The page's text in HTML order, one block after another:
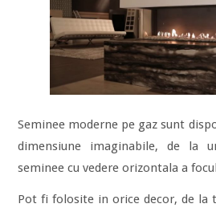
Seminee moderne pe gaz sunt
dimensiune imaginabile, de
seminee cu vedere orizontala a
Pot fi folosite in orice decor, de la